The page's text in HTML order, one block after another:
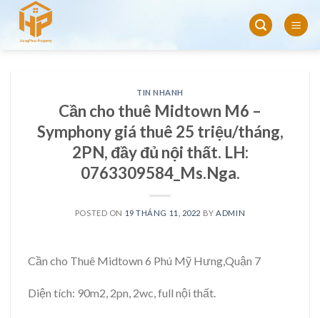
Skip
content
TIN NHANH
Cần cho thuê Midtown M6 –
Symphony giá thuê 25 triệu/tháng,
2PN, đầy đủ nội thất. LH:
0763309584_Ms.Nga.
POSTED ON 19 THÁNG 11, 2022 BY ADMIN
Cần cho Thuê Midtown 6 Phú Mỹ Hưng,Quận 7
Diện tích: 90m2, 2pn, 2wc, full nội thất.